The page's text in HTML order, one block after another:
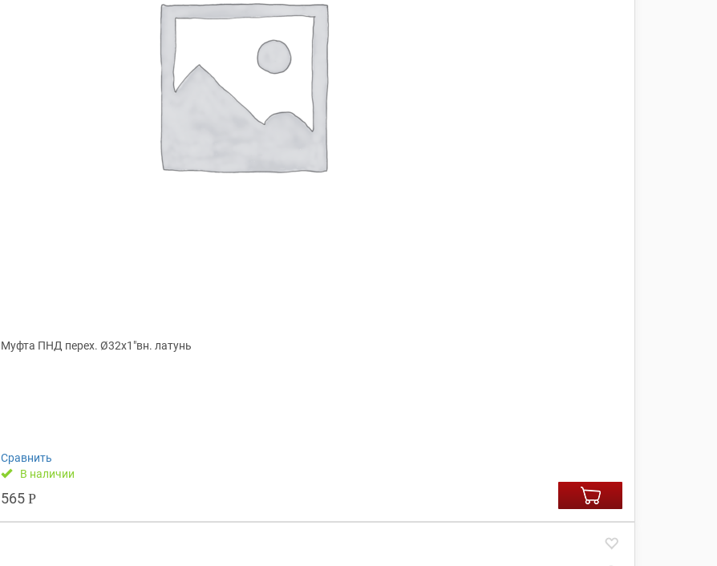
Муфта ПНД перех. Ø32х1″вн. латунь
Сравнить
В наличии
565 Р